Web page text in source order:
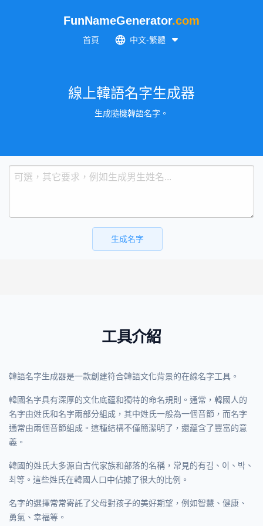
FunNameGenerator.com
首頁 中文-繁體
線上韓語名字生成器
生成隨機韓語名字。
生成名字
工具介紹
韓語名字生成器是一款創建符合韓語文化背景的在線名字工具。
韓國名字具有深厚的文化底蘊和獨特的命名規則。通常，韓國人的
名字由姓氏和名字兩部分組成，其中姓氏一般為一個音節，而名字
通常由兩個音節組成。這種結構不僅簡潔明了，還蘊含了豐富的意
義。
韓國的姓氏大多源自古代家族和部落的名稱，常見的有김、이、박、
최等。這些姓氏在韓國人口中佔據了很大的比例。
名字的選擇常常寄託了父母對孩子的美好期望，例如智慧、健康、
勇氣、幸福等。